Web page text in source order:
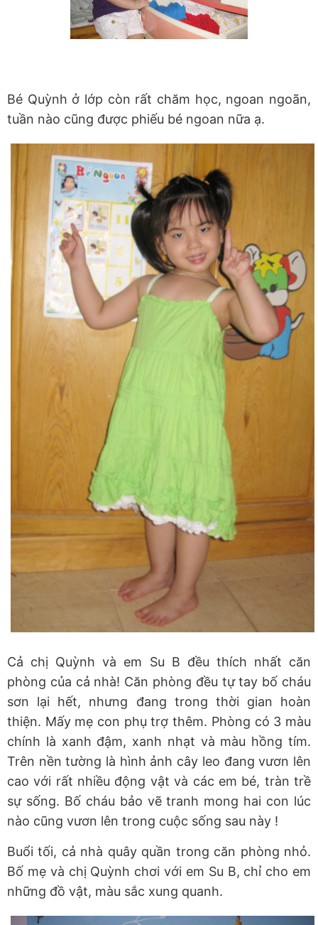
Bé Quỳnh ở lớp còn rất chăm học, ngoan ngoãn,
tuần nào cũng được phiếu bé ngoan nữa ạ.
Cả chị Quỳnh và em Su B đều thích nhất căn
phòng của cả nhà! Căn phòng đều tự tay bố cháu
sơn lại hết, nhưng đang trong thời gian hoàn
thiện. Mấy mẹ con phụ trợ thêm. Phòng có 3 màu
chính là xanh đậm, xanh nhạt và màu hồng tím.
Trên nền tường là hình ảnh cây leo đang vươn lên
cao với rất nhiều động vật và các em bé, tràn trề
sự sống. Bố cháu bảo vẽ tranh mong hai con lúc
nào cũng vươn lên trong cuộc sống sau này !
Buổi tối, cả nhà quây quần trong căn phòng nhỏ.
Bố mẹ và chị Quỳnh chơi với em Su B, chỉ cho em
những đồ vật, màu sắc xung quanh.